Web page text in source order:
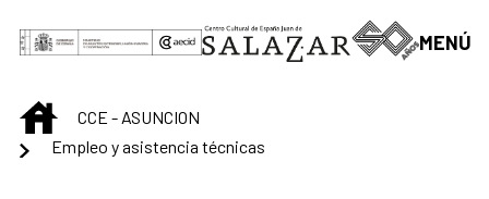
MENÚ
INICIOCCE - ASUNCION
Empleo y asistencia técnicas